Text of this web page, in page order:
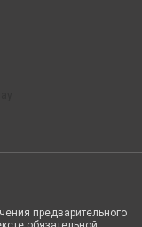
предварительного